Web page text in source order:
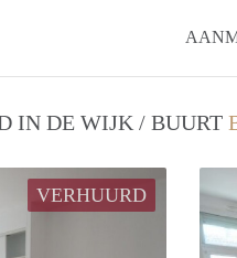
IN DE WIJK / BUURT
VERHUURD